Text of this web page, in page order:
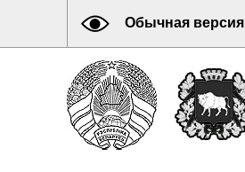
Обычная версия